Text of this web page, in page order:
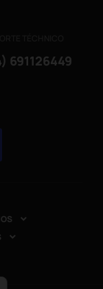
691126449

